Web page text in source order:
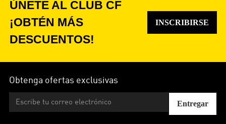
ÚNETE AL CLUB CF
¡OBTÉN MÁS
DESCUENTOS!
INSCRIBIRSE
Obtenga ofertas exclusivas
Entregar